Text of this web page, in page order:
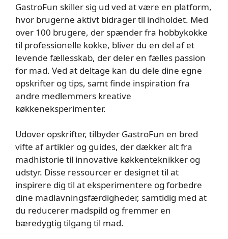
GastroFun skiller sig ud ved at være en platform,
hvor brugerne aktivt bidrager til indholdet. Med
over 100 brugere, der spænder fra hobbykokke
til professionelle kokke, bliver du en del af et
levende fællesskab, der deler en fælles passion
for mad. Ved at deltage kan du dele dine egne
opskrifter og tips, samt finde inspiration fra
andre medlemmers kreative
køkkeneksperimenter.
Udover opskrifter, tilbyder GastroFun en bred
vifte af artikler og guides, der dækker alt fra
madhistorie til innovative køkkenteknikker og
udstyr. Disse ressourcer er designet til at
inspirere dig til at eksperimentere og forbedre
dine madlavningsfærdigheder, samtidig med at
du reducerer madspild og fremmer en
bæredygtig tilgang til mad.